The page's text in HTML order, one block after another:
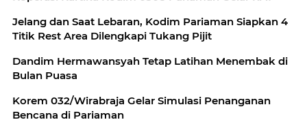
Jelang dan Saat Lebaran, Kodim Pariaman Siapkan 4
Titik Rest Area Dilengkapi Tukang Pijit
Dandim Hermawansyah Tetap Latihan Menembak di
Bulan Puasa
Korem 032/Wirabraja Gelar Simulasi Penanganan
Bencana di Pariaman